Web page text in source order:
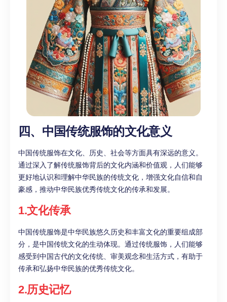
四、中国传统服饰的文化意义
中国传统服饰在文化、历史、社会等方面具有深远的意义。
通过深入了解传统服饰背后的文化内涵和价值观，人们能够
更好地认识和理解中华民族的传统文化，增强文化自信和自
豪感，推动中华民族优秀传统文化的传承和发展。
1.文化传承
中国传统服饰是中华民族悠久历史和丰富文化的重要组成部
分，是中国传统文化的生动体现。通过传统服饰，人们能够
感受到中国古代的文化传统、审美观念和生活方式，有助于
传承和弘扬中华民族的优秀传统文化。
2.历史记忆